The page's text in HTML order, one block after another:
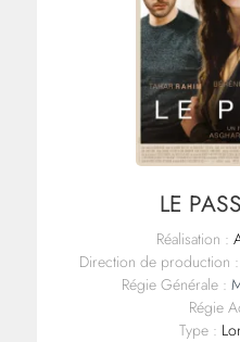
LE
Réalisation :
Direction de production :
Régie Générale :
Régie
Type :